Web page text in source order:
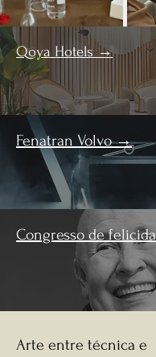
Qoya Hotels →
Fenatran Volvo →
Congresso de
Arte entre técnica e